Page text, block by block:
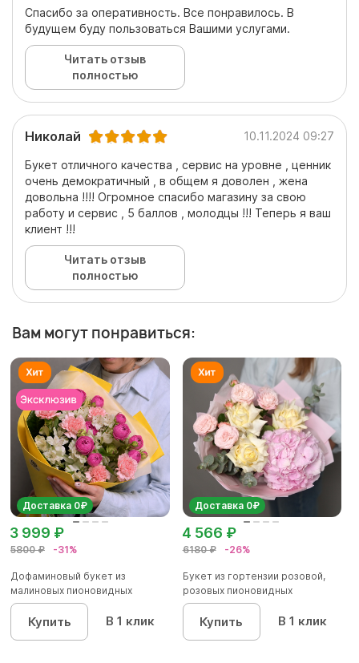
Спасибо за оперативность. Все понравилось. В
будущем буду пользоваться Вашими услугами.
Читать отзыв
полностью
Николай 10.11.2024 09:27
Букет отличного качества , сервис на уровне , ценник
очень демократичный , в общем я доволен , жена
довольна !!!! Огромное спасибо магазину за свою
работу и сервис , 5 баллов , молодцы !!! Теперь я ваш
клиент !!!
Читать отзыв
полностью
Вам могут понравиться:
Доставка 0₽
5800 ₽ -31%
3 999 ₽
Дофаминовый букет из
малиновых пионовидных
кустовых роз...
Купить В 1 клик
Доставка 0₽
6180 ₽ -26%
4 566 ₽
Букет из гортензии розовой,
розовых пионовидных
кустовы...
Купить В 1 клик